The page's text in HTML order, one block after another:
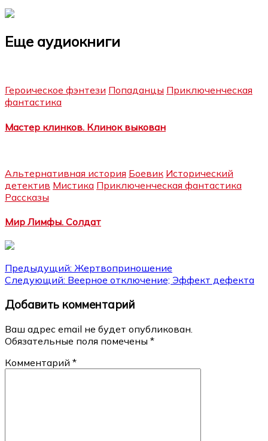
Еще аудиокниги
Героическое фэнтези Попаданцы Приключенческая
фантастика
Мастер клинков. Клинок выкован
Альтернативная история Боевик Исторический
детектив Мистика Приключенческая фантастика
Рассказы
Мир Лимфы. Солдат
Навигация
по
записям
Предыдущий: Жертвоприношение
Следующий: Веерное отключение; Эффект дефекта
Добавить комментарий
Ваш адрес email не будет опубликован.
Обязательные поля помечены *
Комментарий *